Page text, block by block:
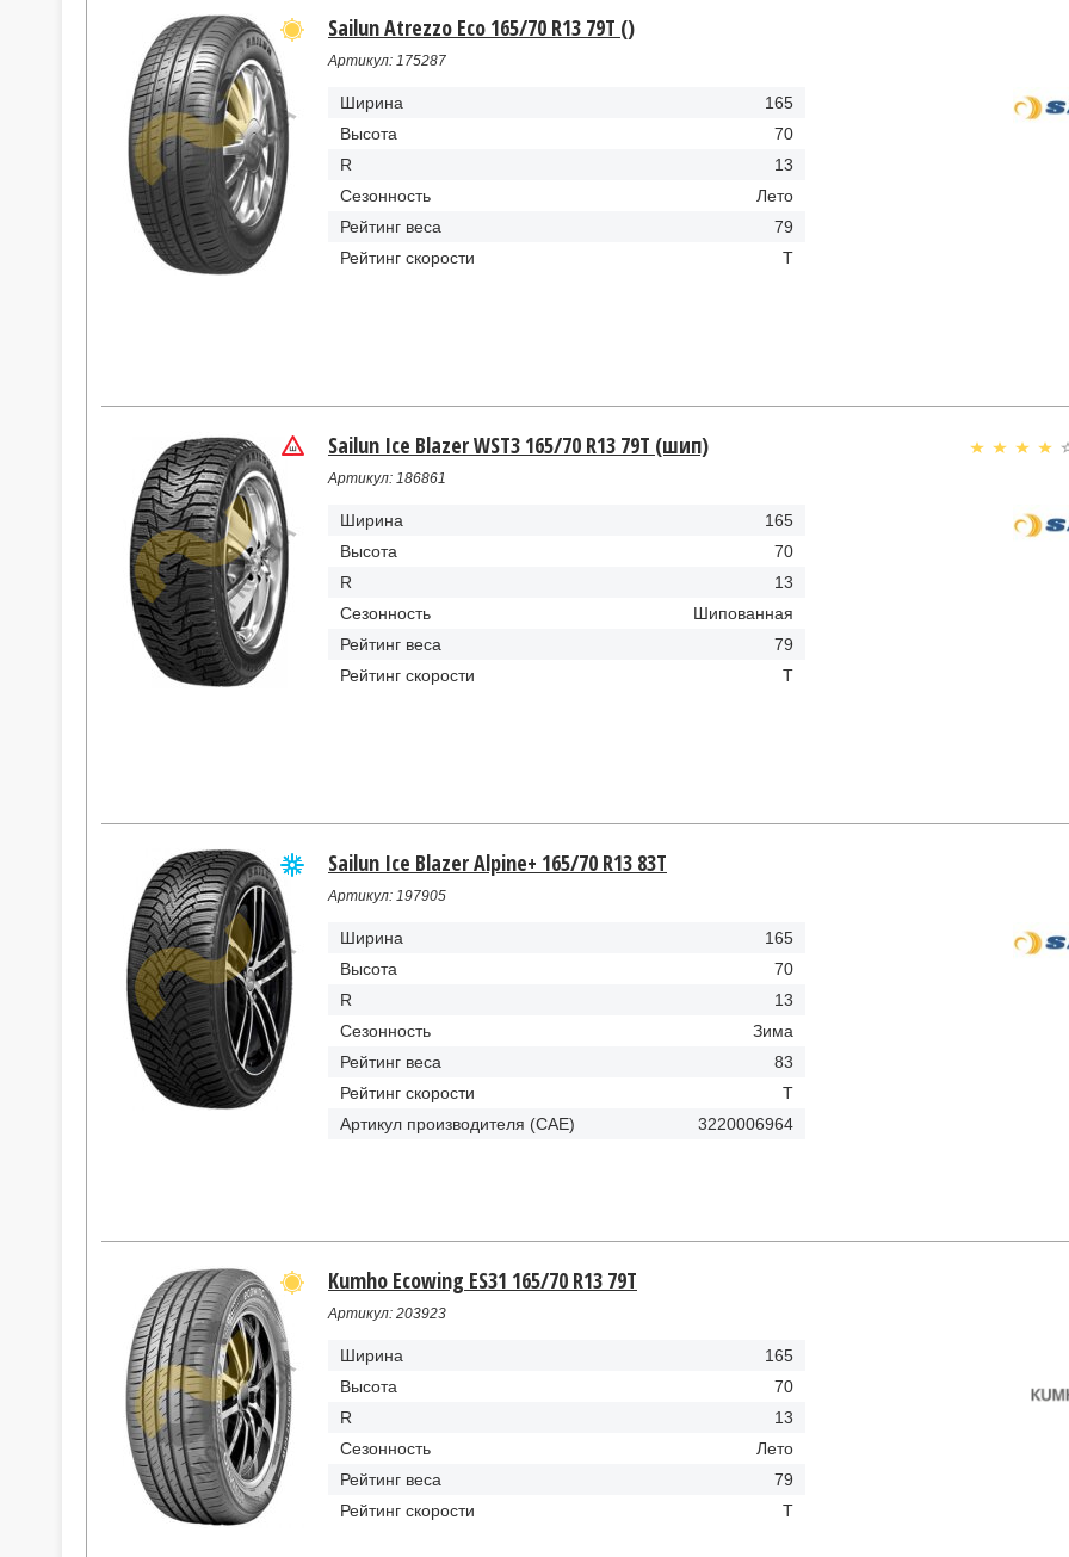
Sailun Atrezzo Eco 165/70 R13 79Т ()
Артикул: 175287
Ширина
165
Высота
70
R
13
Сезонность
Лето
Рейтинг веса
79
Рейтинг скорости
Т
Sailun Ice Blazer WST3 165/70 R13 79Т (шип)
Артикул: 186861
Ширина
165
Высота
70
R
13
Сезонность
Шипованная
Рейтинг веса
79
Рейтинг скорости
Т
Sailun Ice Blazer Alpine+ 165/70 R13 83Т
Артикул: 197905
Ширина
165
Высота
70
R
13
Сезонность
Зима
Рейтинг веса
83
Рейтинг скорости
Т
Артикул производителя (CAE)
3220006964
Kumho Ecowing ES31 165/70 R13 79T
Артикул: 203923
Ширина
165
Высота
70
R
13
Сезонность
Лето
Рейтинг веса
79
Рейтинг скорости
T